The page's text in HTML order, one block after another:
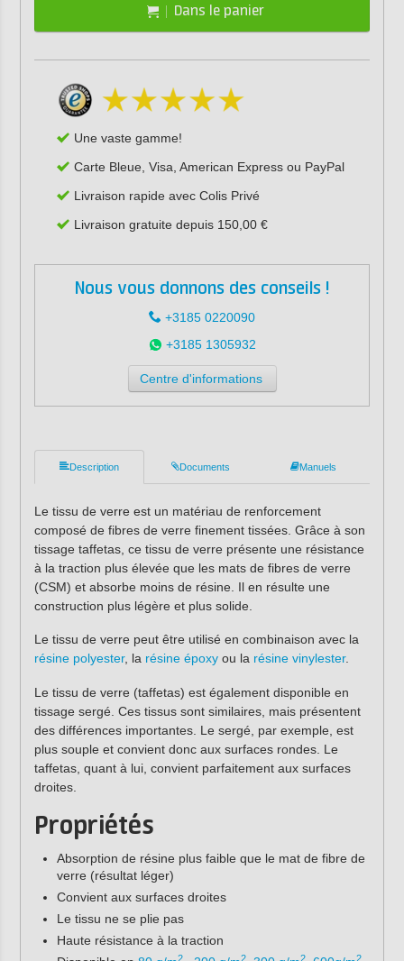
Dans le panier
Une vaste gamme!
Carte Bleue, Visa, American Express ou PayPal
Livraison rapide avec Colis Privé
Livraison gratuite depuis 150,00 €
Nous vous donnons des conseils !
+3185 0220090
+3185 1305932
Centre d'informations
Description Documents Manuels
Le tissu de verre est un matériau de renforcement
composé de fibres de verre finement tissées. Grâce à son
tissage taffetas, ce tissu de verre présente une résistance
à la traction plus élevée que les mats de fibres de verre
(CSM) et absorbe moins de résine. Il en résulte une
construction plus légère et plus solide.
Le tissu de verre peut être utilisé en combinaison avec la
résine polyester, la résine époxyou la résine vinylester.
Le tissu de verre (taffetas) est également disponible en
tissage sergé. Ces tissus sont similaires, mais présentent
des différences importantes. Le sergé, par exemple, est
plus souple et convient donc aux surfaces rondes. Le
taffetas, quant à lui, convient parfaitement aux surfaces
droites.
Propriétés
Absorption de résine plus faible que le mat de fibre de
verre (résultat léger)
Convient aux surfaces droites
Le tissu ne se plie pas
Haute résistance à la traction
2 2 2 2